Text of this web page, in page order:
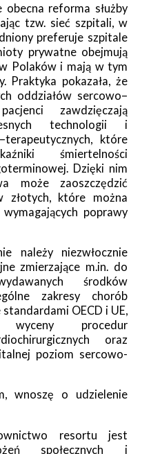
obecna reforma służby
tzw. sieć szpitali, w
preferuje szpitale
prywatne obejmują
Polaków i mają w tym
Praktyka pokazała, że
oddziałów sercowo–
zawdzięczają
technologii i
które
śmiertelności
Dzięki nim
może zaoszczędzić
złotych, które można
poprawy
należy niezwłocznie
zmierzające m.in. do
środków
zakresy chorób
OECD i UE,
wyceny procedur
oraz
poziom sercowo-
wnoszę o udzielenie
resortu jest
społecznych i